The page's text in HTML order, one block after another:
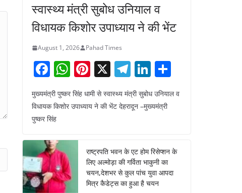
स्वास्थ्य मंत्री सुबोध उनियाल व
विधायक किशोर उपाध्याय ने की भेंट
August 1, 2026 Pahad Times
F
a
c
e
o
o
k
W
h
at
p
Pi
nt
er
X T
el
e
gr
m
Li
n
k
n
ar
मुख्यमंत्री पुष्कर सिंह धामी से स्वास्थ्य मंत्री सुबोध उनियाल व
विधायक किशोर उपाध्याय ने की भेंट देहरादून –मुख्यमंत्री
पुष्कर सिंह
राष्ट्रपति भवन के एट होम रिसेप्शन के
लिए अल्मोड़ा की गर्विता भाकुनी का
चयन,देशभर से कुल पांच युवा आपदा
मित्र कैडेट्स का हुआ है चयन